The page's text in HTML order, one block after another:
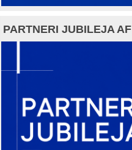
PARTNERI JUBILEJA AF